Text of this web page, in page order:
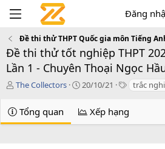
Đăng
Đề thi thử THPT Quốc gia môn Tiếng
Đề thi thử tốt nghiệp THPT
Lần 1 - Chuyên Thoại Ngọc
T
g
i
The Collectors
C
a
t
20/10/21
T
s
trắc
Tổng quan Xếp hạng